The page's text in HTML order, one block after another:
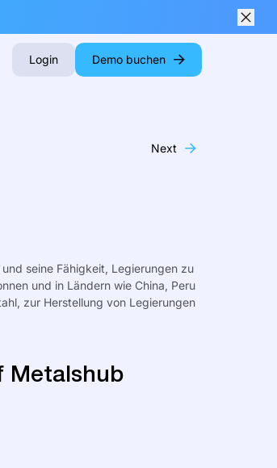
Close
Login Demo buchen
Next
seine Fähigkeit, Legierungen zu
und in Ländern wie China, Peru
zur Herstellung von Legierungen
Metalshub